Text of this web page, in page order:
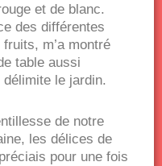
et de blanc.
des différentes
m’a montré
table aussi
le jardin.
de notre
les délices de
pour une fois